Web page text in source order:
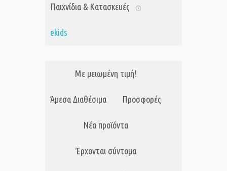
Παιχνίδια & Κατασκευές
ekids
Με μειωμένη τιμή!
Άμεσα Διαθέσιμα Προσφορές
Νέα προϊόντα
Έρχονται σύντομα